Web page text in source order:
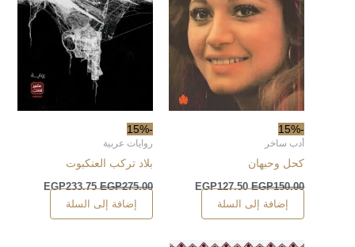
-15%
أدب ساخر
كحل وحبهان
EGP150.00
EGP127.50
إضافة إلى السلة
-15%
روايات عربية
بلاد تركب العنكبوت
EGP275.00
EGP233.75
إضافة إلى السلة